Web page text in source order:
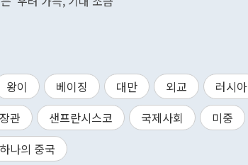
왕이 베이징 대만 외교 러시아
관 샌프란시스코 국제사회 미중
하나의 중국